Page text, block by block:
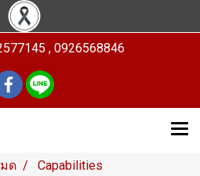
, 0926568846
ด
Capabilities